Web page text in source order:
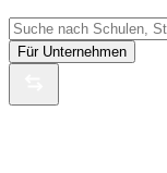
Für Unternehmen